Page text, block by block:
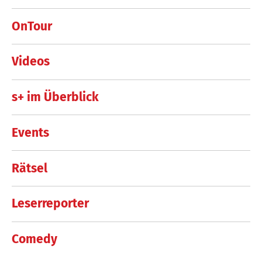
OnTour
Videos
s+ im Überblick
Events
Rätsel
Leserreporter
Comedy